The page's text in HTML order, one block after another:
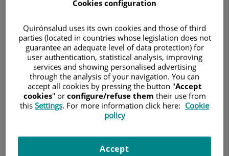
Limpiar búsqueda
Buscar
17.726 resultados
Cookies configuration
Quirónsalud uses its own cookies and those of third
parties (located in countries whose legislation does not
guarantee an adequate level of data protection) for
user authentication, statistical analysis, improving
services and showing personalised advertising
through the analysis of your navigation. You can
accept all cookies by pressing the button "Accept
cookies" or configure/refuse them their use from
this Settings. For more information click here: Cookie
policy
Accept